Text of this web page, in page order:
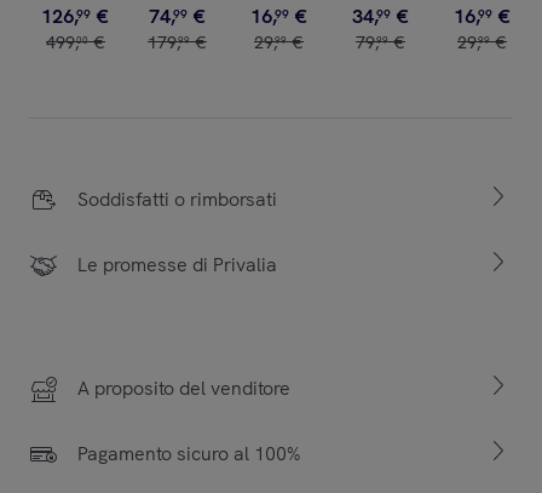
126,99 €
499,00 €
74,99 €
179,99 €
16,99 €
29,99 €
34,99 €
79,99 €
16,99 €
29,99 €
Soddisfatti o rimborsati
Le promesse di Privalia
A proposito del venditore
Pagamento sicuro al 100%